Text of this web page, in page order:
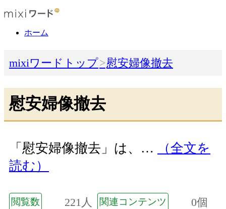
ホーム
mixiワードトップ 慰安婦像撤去
慰安婦像撤去
「慰安婦像撤去」は、…
（全文を
読む）
閲覧数 221人 関連コンテンツ 0個